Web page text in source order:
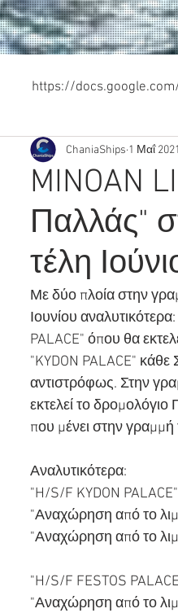
https://
MINOAN
Παλλάς"
τέλη
ChaniaShips 1 Μαΐ 2021
Με δύο πλοία στην
Ιουνίου
PALACE" όπου θα
"KYDON PALACE"
αντιστρόφως. Στην
εκτελεί το
που μένει στην
Αναλυτικότερα:
"H/S/F KYDON PALACE"
"Αναχώρηση από το
"Αναχώρηση από το
"H/S/F FESTOS
"Αναχώρηση από το